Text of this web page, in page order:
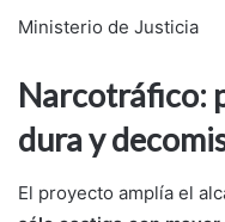
Ministerio de Justicia
Narcotráfico:
dura y
El proyecto amplía el